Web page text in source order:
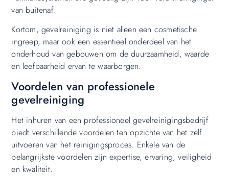
van buitenaf.
Kortom, gevelreiniging is niet alleen een cosmetische
ingreep, maar ook een essentieel onderdeel van het
onderhoud van gebouwen om de duurzaamheid, waarde
en leefbaarheid ervan te waarborgen.
Voordelen van professionele
gevelreiniging
Het inhuren van een professioneel gevelreinigingsbedrijf
biedt verschillende voordelen ten opzichte van het zelf
uitvoeren van het reinigingsproces. Enkele van de
belangrijkste voordelen zijn expertise, ervaring, veiligheid
en kwaliteit.